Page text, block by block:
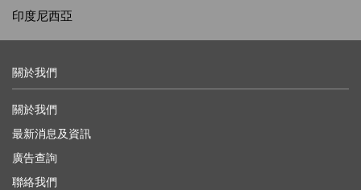
印度尼西亞
關於我們
關於我們
最新消息及資訊
廣告查詢
聯絡我們